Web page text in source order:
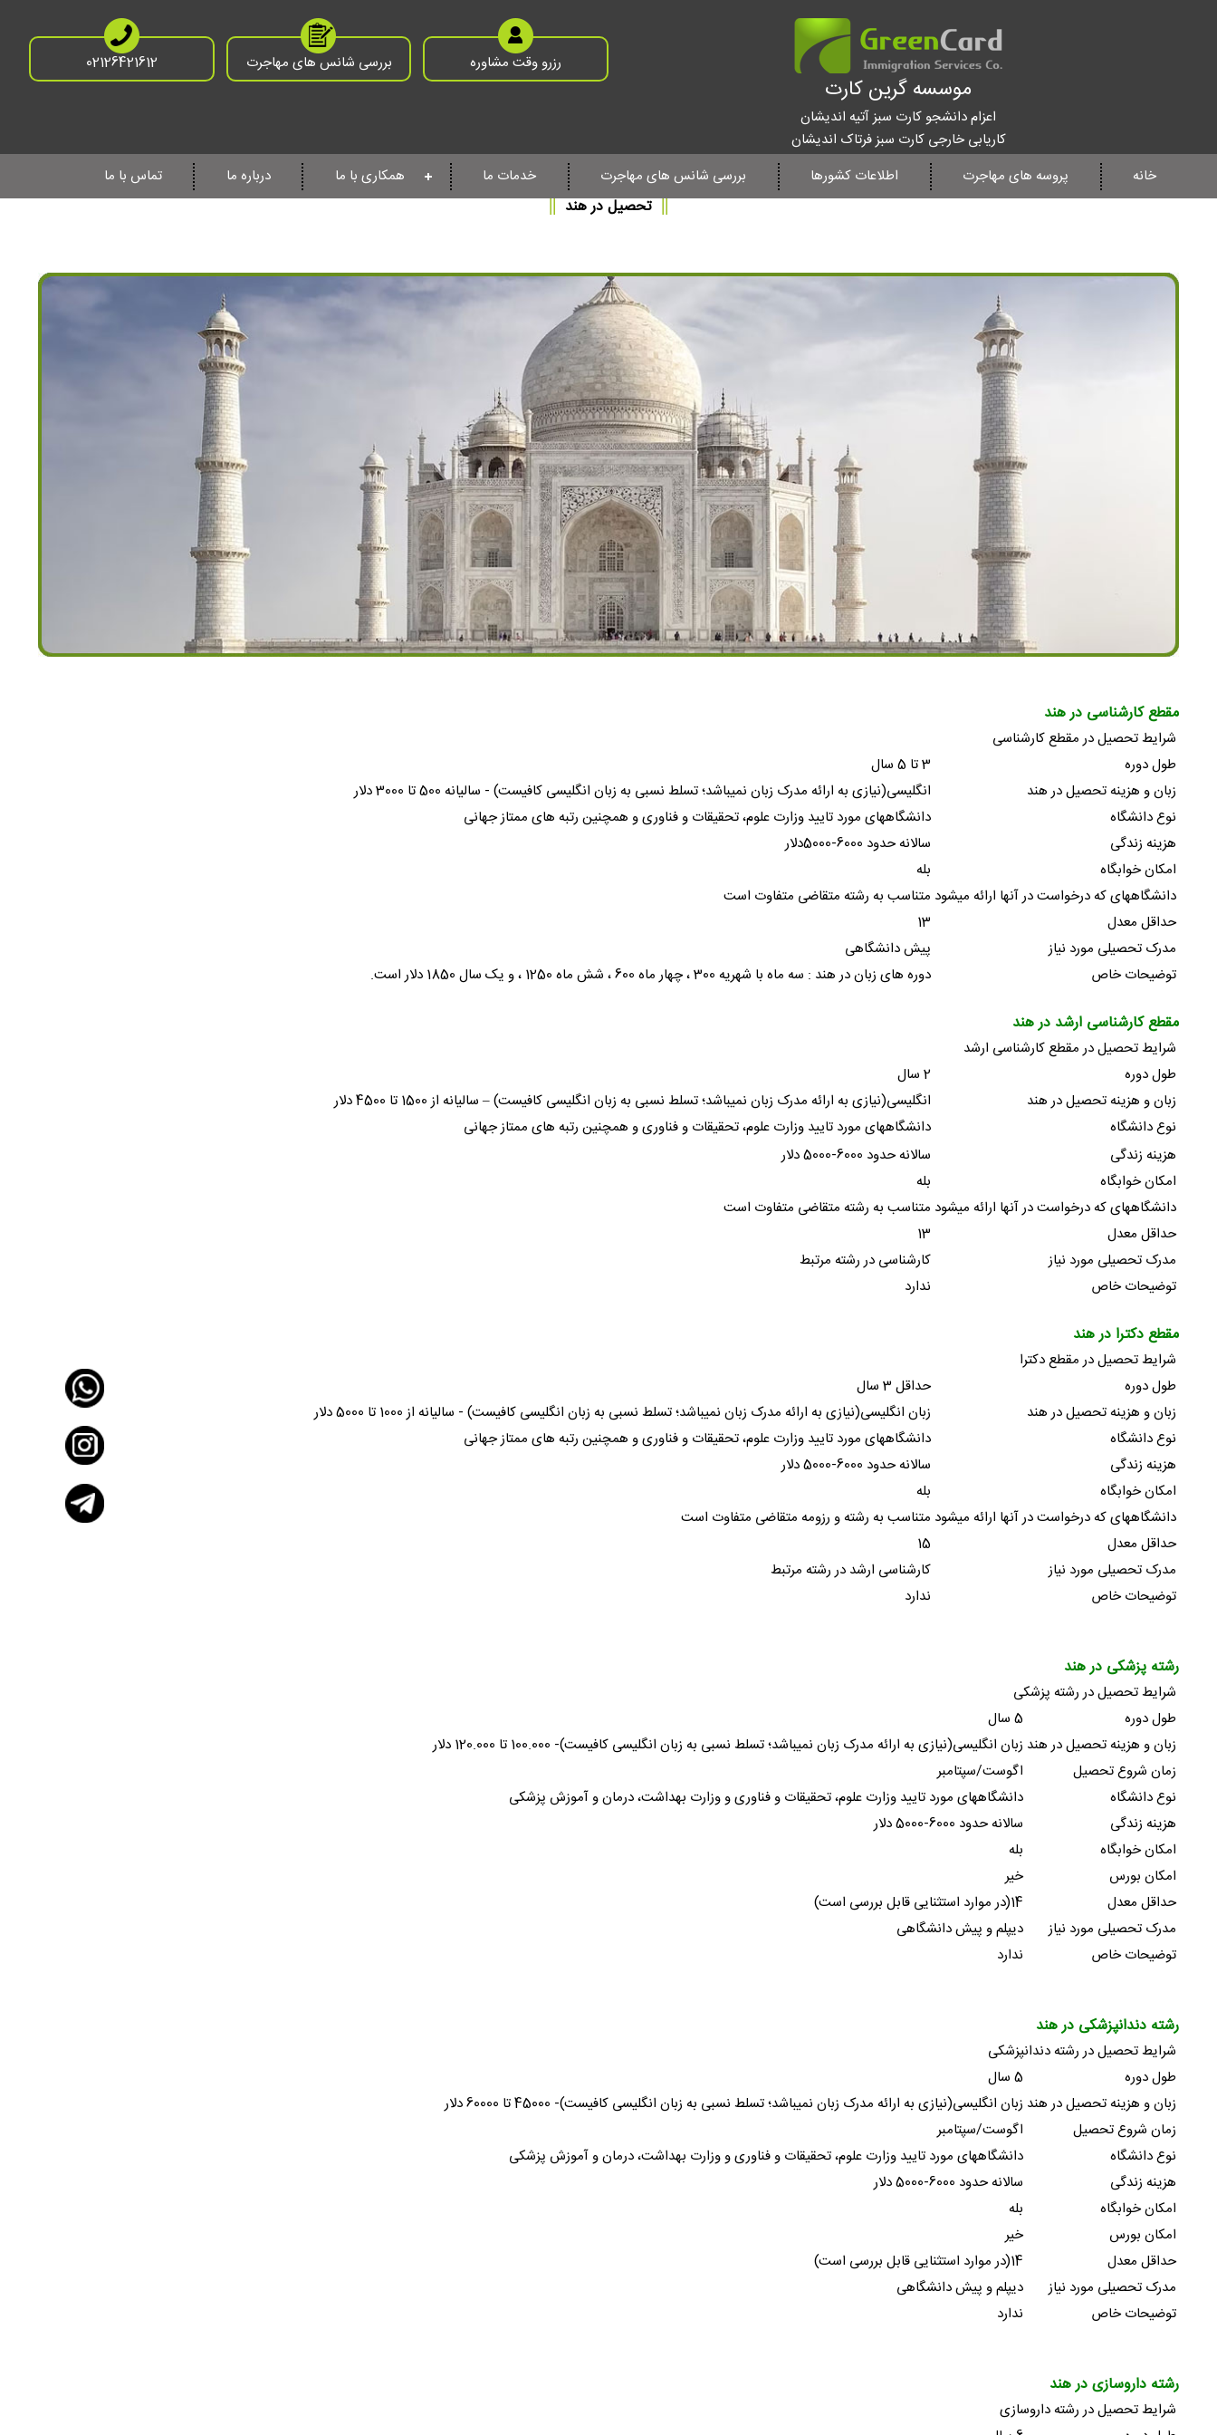
موسسه گرین کارت
اعزام دانشجو کارت سبز آتیه اندیشان
کاریابی خارجی کارت سبز فرتاک اندیشان
رزرو وقت مشاوره بررسی شانس های مهاجرت 02126421612
خانه پروسه های مهاجرت اطلاعات کشورها بررسی شانس های مهاجرت خدمات ما همکاری با ما درباره ما تماس با ما
||تحصیل در هند||
مقطع کارشناسی در هند
شرایط تحصیل در مقطع کارشناسی
3 تا 5 سال
طول دوره
انگلیسی(نیازی به ارائه مدرک زبان نمیباشد؛ تسلط نسبی به زبان انگلیسی کافیست) - سالیانه 500 تا 3000 دلار
زبان و هزینه تحصیل در هند
دانشگاههای مورد تایید وزارت علوم، تحقیقات و فناوری و همچنین رتبه های ممتاز جهانی
نوع دانشگاه
سالانه حدود 6000-5000دلار
هزینه زندگی
بله
امکان خوابگاه
متناسب به رشته متقاضی متفاوت است دانشگاههای که درخواست در آنها ارائه میشود
13
حداقل معدل
پیش دانشگاهی
مدرک تحصیلی مورد نیاز
دوره های زبان در هند : سه ماه با شهریه 300 ، چهار ماه 600 ، شش ماه 1250 ، و یک سال 1850 دلار است.
توضیحات خاص
مقطع کارشناسی ارشد در هند
شرایط تحصیل در مقطع کارشناسی ارشد
2 سال
طول دوره
انگلیسی(نیازی به ارائه مدرک زبان نمیباشد؛ تسلط نسبی به زبان انگلیسی کافیست) – سالیانه از 1500 تا 4500 دلار
زبان و هزینه تحصیل در هند
دانشگاههای مورد تایید وزارت علوم، تحقیقات و فناوری و همچنین رتبه های ممتاز جهانی
نوع دانشگاه
سالانه حدود 6000-5000 دلار
هزینه زندگی
بله
امکان خوابگاه
متناسب به رشته متقاضی متفاوت است دانشگاههای که درخواست در آنها ارائه میشود
13
حداقل معدل
کارشناسی در رشته مرتبط
مدرک تحصیلی مورد نیاز
ندارد
توضیحات خاص
مقطع دکترا در هند
شرایط تحصیل در مقطع دکترا
حداقل 3 سال
طول دوره
زبان انگلیسی(نیازی به ارائه مدرک زبان نمیباشد؛ تسلط نسبی به زبان انگلیسی کافیست) - سالیانه از 1000 تا 5000 دلار
زبان و هزینه تحصیل در هند
دانشگاههای مورد تایید وزارت علوم، تحقیقات و فناوری و همچنین رتبه های ممتاز جهانی
نوع دانشگاه
سالانه حدود 6000-5000 دلار
هزینه زندگی
بله
امکان خوابگاه
متناسب به رشته و رزومه متقاضی متفاوت است دانشگاههای که درخواست در آنها ارائه میشود
15
حداقل معدل
کارشناسی ارشد در رشته مرتبط
مدرک تحصیلی مورد نیاز
ندارد
توضیحات خاص
رشته پزشکی در هند
شرایط تحصیل در رشته پزشکی
5 سال
طول دوره
زبان انگلیسی(نیازی به ارائه مدرک زبان نمیباشد؛ تسلط نسبی به زبان انگلیسی کافیست)- 100.000 تا 120.000 دلار زبان و هزینه تحصیل در هند
اگوست/سپتامبر
زمان شروع تحصیل
دانشگاههای مورد تایید وزارت علوم، تحقیقات و فناوری و وزارت بهداشت، درمان و آموزش پزشکی
نوع دانشگاه
سالانه حدود 6000-5000 دلار
هزینه زندگی
بله
امکان خوابگاه
خیر
امکان بورس
14(در موارد استثنایی قابل بررسی است)
حداقل معدل
دیپلم و پیش دانشگاهی
مدرک تحصیلی مورد نیاز
ندارد
توضیحات خاص
رشته دندانپزشکی در هند
شرایط تحصیل در رشته دندانپزشکی
5 سال
طول دوره
زبان انگلیسی(نیازی به ارائه مدرک زبان نمیباشد؛ تسلط نسبی به زبان انگلیسی کافیست)- 45000 تا 60000 دلار زبان و هزینه تحصیل در هند
اگوست/سپتامبر
زمان شروع تحصیل
دانشگاههای مورد تایید وزارت علوم، تحقیقات و فناوری و وزارت بهداشت، درمان و آموزش پزشکی
نوع دانشگاه
سالانه حدود 6000-5000 دلار
هزینه زندگی
بله
امکان خوابگاه
خیر
امکان بورس
14(در موارد استثنایی قابل بررسی است)
حداقل معدل
دیپلم و پیش دانشگاهی
مدرک تحصیلی مورد نیاز
ندارد
توضیحات خاص
رشته داروسازی در هند
شرایط تحصیل در رشته داروسازی